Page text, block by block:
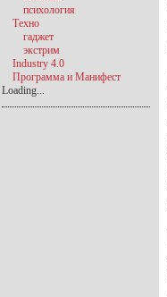
психология
Техно
гаджет
экстрим
Industry 4.0
Программа и Манифест
Loading...